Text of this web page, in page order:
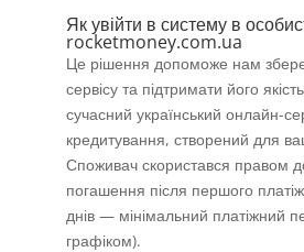
Як увійти в систему в
rocketmoney.com.ua
Це рішення допоможе нам
сервісу та підтримати його
сучасний український онлайн-
кредитування, створений для
Споживач скористався правом
погашення після першого
днів — мінімальний платіжний
графіком).